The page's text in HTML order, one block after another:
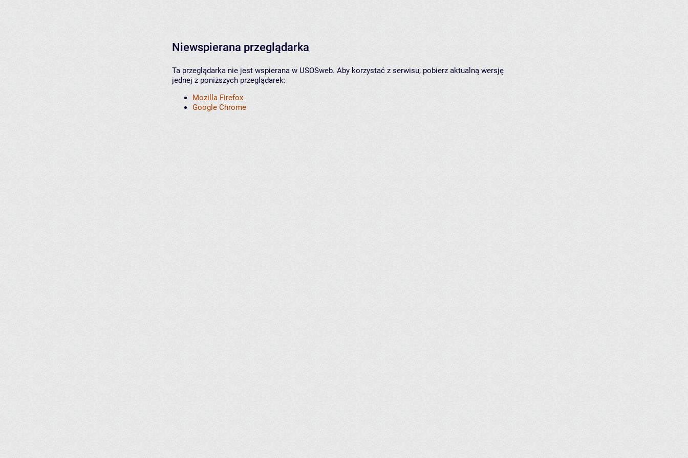
Niewspierana przeglądarka
Ta przeglądarka nie jest wspierana w USOSweb. Aby korzystać z serwisu, pobierz aktualną wersję
jednej z poniższych przeglądarek:
Mozilla Firefox
Google Chrome